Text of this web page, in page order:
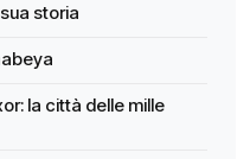
storia
la città delle mille